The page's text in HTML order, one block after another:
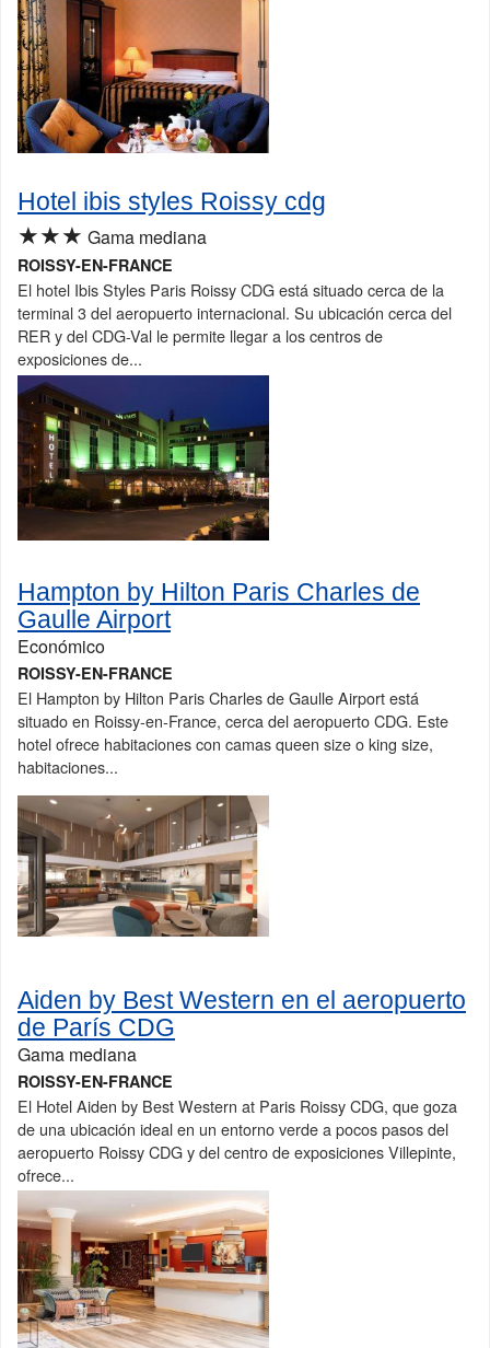
Hotel ibis styles Roissy cdg
★★★ Gama mediana
ROISSY-EN-FRANCE
El hotel Ibis Styles Paris Roissy CDG está situado cerca de la
terminal 3 del aeropuerto internacional. Su ubicación cerca del
RER y del CDG-Val le permite llegar a los centros de
exposiciones de...
Hampton by Hilton Paris Charles de
Gaulle Airport
Económico
ROISSY-EN-FRANCE
El Hampton by Hilton Paris Charles de Gaulle Airport está
situado en Roissy-en-France, cerca del aeropuerto CDG. Este
hotel ofrece habitaciones con camas queen size o king size,
habitaciones...
Aiden by Best Western en el aeropuerto
de París CDG
Gama mediana
ROISSY-EN-FRANCE
El Hotel Aiden by Best Western at Paris Roissy CDG, que goza
de una ubicación ideal en un entorno verde a pocos pasos del
aeropuerto Roissy CDG y del centro de exposiciones Villepinte,
ofrece...